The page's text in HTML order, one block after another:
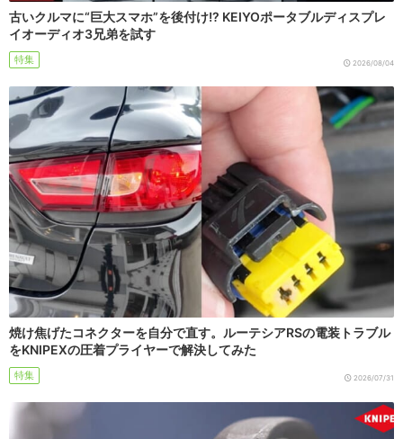
古いクルマに“巨大スマホ”を後付け!? KEIYOポータブルディスプレ
イオーディオ3兄弟を試す
特集 2026/08/04
焼け焦げたコネクターを自分で直す。ルーテシアRSの電装トラブル
をKNIPEXの圧着プライヤーで解決してみた
特集 2026/07/31